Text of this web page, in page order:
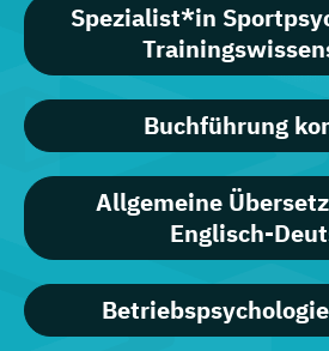
Spezialist*in
Buchführung
Allgemeine
Englisch-